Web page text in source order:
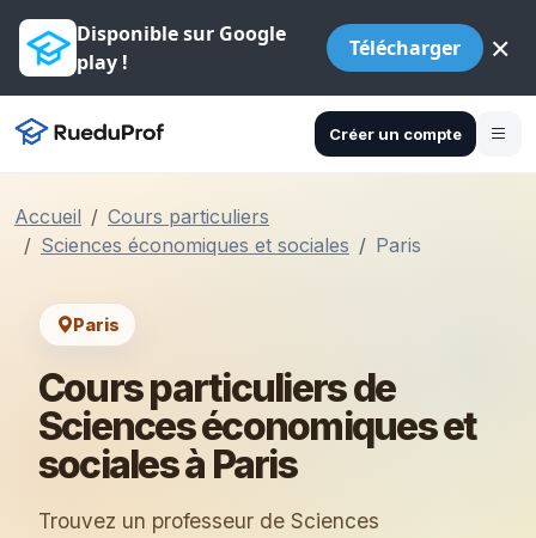
Disponible sur Google
play !
Télécharger ×
Créer un compte
Accueil
Cours particuliers
Sciences économiques et sociales
Paris
Paris
Cours particuliers de
Sciences économiques et
sociales à Paris
Trouvez un professeur de Sciences